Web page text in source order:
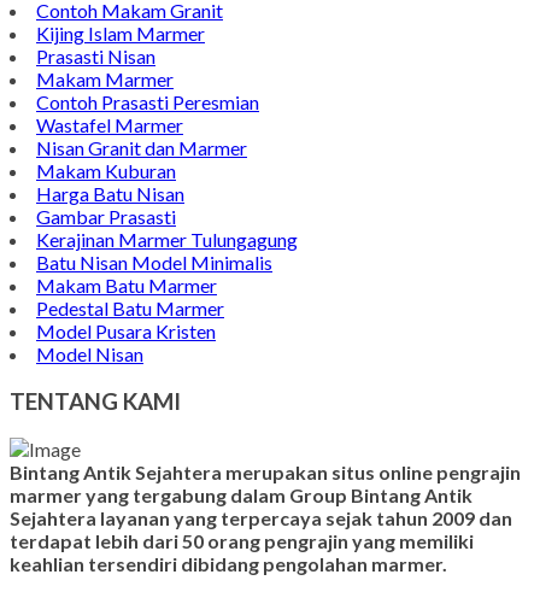
Contoh Makam Granit
Kijing Islam Marmer
Prasasti Nisan
Makam Marmer
Contoh Prasasti Peresmian
Wastafel Marmer
Nisan Granit dan Marmer
Makam Kuburan
Harga Batu Nisan
Gambar Prasasti
Kerajinan Marmer Tulungagung
Batu Nisan Model Minimalis
Makam Batu Marmer
Pedestal Batu Marmer
Model Pusara Kristen
Model Nisan
TENTANG KAMI
Bintang Antik Sejahtera merupakan situs online pengrajin
marmer yang tergabung dalam Group Bintang Antik
Sejahtera layanan yang terpercaya sejak tahun 2009 dan
terdapat lebih dari 50 orang pengrajin yang memiliki
keahlian tersendiri dibidang pengolahan marmer.